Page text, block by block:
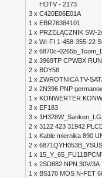
HDTV - 2173
3 x C420E06E01A
1 x EBR76384101
1 x PRZEŁĄCZNIK SW-
2 x WI-FI 1-458-355-22
2 x 6870c-
2 x 3969TP CPWBX
2 x BDY58
1 x ZWROTNICA TV-
2 x 2N396 PNP
1 x KONWERTER
3 x EF183
3 x
2 x 3122 423 31942
1 x Kable miernika 890
2 x
1 x
1 x 2SD882 NPN 30V/3A
1 x BS170 MOS N-FET